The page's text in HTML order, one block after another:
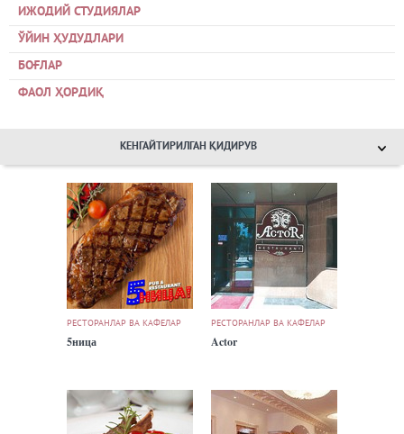
ИЖОДИЙ СТУДИЯЛАР
ЎЙИН ҲУДУДЛАРИ
БОҒЛАР
ФАОЛ ҲОРДИҚ
КЕНГАЙТИРИЛГАН ҚИДИРУВ
РЕСТОРАНЛАР ВА КАФЕЛАР
5ница
РЕСТОРАНЛАР ВА КАФЕЛАР
Actor